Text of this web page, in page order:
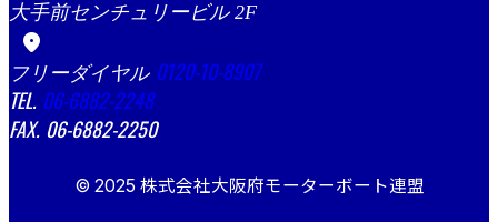
大手前センチュリービル 2F
location_on
0120-10-8907
06-6882-2248
06-6882-2250
© 2025 株式会社大阪府モーターボート連盟